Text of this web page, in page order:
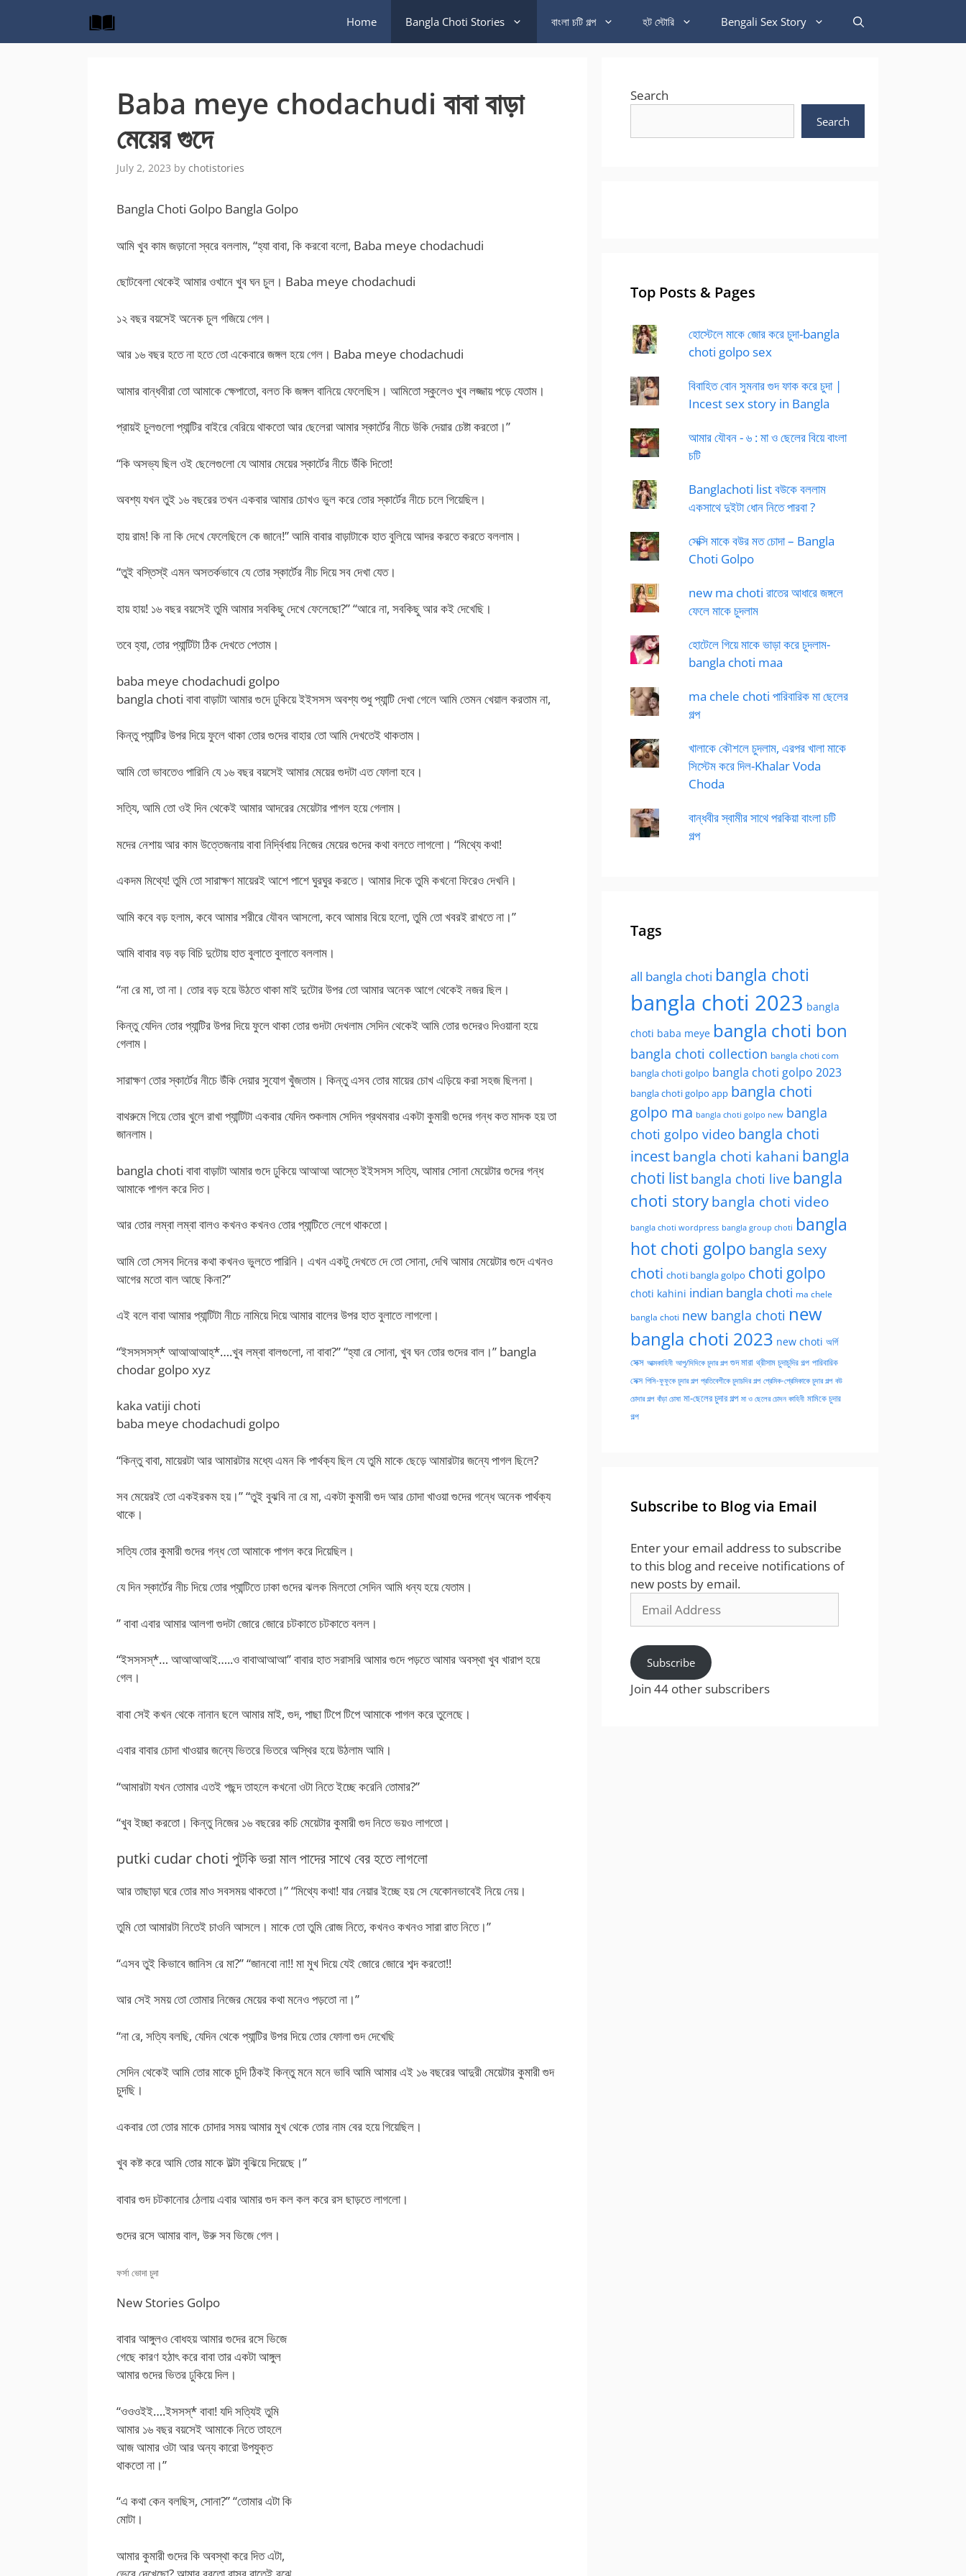
content
Home Bangla Choti Stories বাংলা চটি গল্প হট স্টোরি Bengali Sex Story
Baba meye chodachudi বাবা বাড়া
মেয়ের গুদে
July 2, 2023 by chotistories
Bangla Choti Golpo Bangla Golpo
আমি খুব কাম জড়ানো স্বরে বললাম, “হ্যা বাবা, কি করবো বলো, Baba meye chodachudi
ছোটবেলা থেকেই আমার ওখানে খুব ঘন চুল। Baba meye chodachudi
১২ বছর বয়সেই অনেক চুল গজিয়ে গেল।
আর ১৬ বছর হতে না হতে তো একেবারে জঙ্গল হয়ে গেল। Baba meye chodachudi
আমার বান্ধবীরা তো আমাকে ক্ষেপাতো, বলত কি জঙ্গল বানিয়ে ফেলেছিস। আমিতো স্কুলেও খুব লজ্জায় পড়ে যেতাম।
প্রায়ই চুলগুলো প্যান্টির বাইরে বেরিয়ে থাকতো আর ছেলেরা আমার স্কার্টের নীচে উকি দেয়ার চেষ্টা করতো।”
“কি অসভ্য ছিল ওই ছেলেগুলো যে আমার মেয়ের স্কার্টের নীচে উঁকি দিতো!
অবশ্য যখন তুই ১৬ বছরের তখন একবার আমার চোখও ভুল করে তোর স্কার্টের নীচে চলে গিয়েছিল।
হায় রাম! কি না কি দেখে ফেলেছিলে কে জানে!” আমি বাবার বাড়াটাকে হাত বুলিয়ে আদর করতে করতে বললাম।
“তুই বস্তিস্ই এমন অসতর্কভাবে যে তোর স্কার্টের নীচ দিয়ে সব দেখা যেত।
হায় হায়! ১৬ বছর বয়সেই তুমি আমার সবকিছু দেখে ফেলেছো?” “আরে না, সবকিছু আর কই দেখেছি।
তবে হ্যা, তোর প্যান্টিটা ঠিক দেখতে পেতাম।
baba meye chodachudi golpo
bangla choti বাবা বাড়াটা আমার গুদে ঢুকিয়ে ইইসসস অবশ্য শুধু প্যান্টি দেখা গেলে আমি তেমন খেয়াল করতাম না,
কিন্তু প্যান্টির উপর দিয়ে ফুলে থাকা তোর গুদের বাহার তো আমি দেখতেই থাকতাম।
আমি তো ভাবতেও পারিনি যে ১৬ বছর বয়সেই আমার মেয়ের গুদটা এত ফোলা হবে।
সত্যি, আমি তো ওই দিন থেকেই আমার আদরের মেয়েটার পাগল হয়ে গেলাম।
মদের নেশায় আর কাম উত্তেজনায় বাবা নির্দ্বিধায় নিজের মেয়ের গুদের কথা বলতে লাগলো। “মিথ্যে কথা!
একদম মিথ্যে! তুমি তো সারাক্ষণ মায়েরই আশে পাশে ঘুরঘুর করতে। আমার দিকে তুমি কখনো ফিরেও দেখনি।
আমি কবে বড় হলাম, কবে আমার শরীরে যৌবন আসলো, কবে আমার বিয়ে হলো, তুমি তো খবরই রাখতে না।”
আমি বাবার বড় বড় বিচি দুটোয় হাত বুলাতে বুলাতে বললাম।
“না রে মা, তা না। তোর বড় হয়ে উঠতে থাকা মাই দুটোর উপর তো আমার অনেক আগে থেকেই নজর ছিল।
কিন্তু যেদিন তোর প্যান্টির উপর দিয়ে ফুলে থাকা তোর গুদটা দেখলাম সেদিন থেকেই আমি তোর গুদেরও দিওয়ানা হয়ে
গেলাম।
সারাক্ষণ তোর স্কার্টের নীচে উঁকি দেয়ার সুযোগ খুঁজতাম। কিন্তু এসব তোর মায়ের চোখ এড়িয়ে করা সহজ ছিলনা।
বাথরুমে গিয়ে তোর খুলে রাখা প্যান্টিটা একবার যেদিন শুকলাম সেদিন প্রথমবার একটা কুমারী গুদের গন্ধ কত মাদক হয় তা
জানলাম।
bangla choti বাবা বাড়াটা আমার গুদে ঢুকিয়ে আআআ আস্তে ইইসসস সত্যি, আমার সোনা মেয়েটার গুদের গন্ধ
আমাকে পাগল করে দিত।
আর তোর লম্বা লম্বা বালও কখনও কখনও তোর প্যান্টিতে লেগে থাকতো।
আমি তো সেসব দিনের কথা কখনও ভুলতে পারিনি। এখন একটু দেখতে দে তো সোনা, দেখি আমার মেয়েটার গুদে এখনও
আগের মতো বাল আছে কিনা?”
এই বলে বাবা আমার প্যান্টিটা নীচে নামিয়ে দিয়ে আমার বালের উপর হাত বুলাতে লাগলো।
“ইসসসসস্* আআআআহ্*….খুব লম্বা বালগুলো, না বাবা?” “হ্যা রে সোনা, খুব ঘন তোর গুদের বাল।” bangla
chodar golpo xyz
kaka vatiji choti
baba meye chodachudi golpo
“কিন্তু বাবা, মায়েরটা আর আমারটার মধ্যে এমন কি পার্থক্য ছিল যে তুমি মাকে ছেড়ে আমারটার জন্যে পাগল ছিলে?
সব মেয়েরই তো একইরকম হয়।” “তুই বুঝবি না রে মা, একটা কুমারী গুদ আর চোদা খাওয়া গুদের গন্ধে অনেক পার্থক্য
থাকে।
সত্যি তোর কুমারী গুদের গন্ধ তো আমাকে পাগল করে দিয়েছিল।
যে দিন স্কার্টের নীচ দিয়ে তোর প্যান্টিতে ঢাকা গুদের ঝলক মিলতো সেদিন আমি ধন্য হয়ে যেতাম।
” বাবা এবার আমার আলগা গুদটা জোরে জোরে চটকাতে চটকাতে বলল।
“ইসসসস্*… আআআআই…..ও বাবাআআআ” বাবার হাত সরাসরি আমার গুদে পড়তে আমার অবস্থা খুব খারাপ হয়ে
গেল।
বাবা সেই কখন থেকে নানান ছলে আমার মাই, গুদ, পাছা টিপে টিপে আমাকে পাগল করে তুলেছে।
এবার বাবার চোদা খাওয়ার জন্যে ভিতরে ভিতরে অস্থির হয়ে উঠলাম আমি।
“আমারটা যখন তোমার এতই পছন্দ তাহলে কখনো ওটা নিতে ইচ্ছে করেনি তোমার?”
“খুব ইচ্ছা করতো। কিন্তু নিজের ১৬ বছরের কচি মেয়েটার কুমারী গুদ নিতে ভয়ও লাগতো।
putki cudar choti পুটকি ভরা মাল পাদের সাথে বের হতে লাগলো
আর তাছাড়া ঘরে তোর মাও সবসময় থাকতো।” “মিথ্যে কথা! যার নেয়ার ইচ্ছে হয় সে যেকোনভাবেই নিয়ে নেয়।
তুমি তো আমারটা নিতেই চাওনি আসলে। মাকে তো তুমি রোজ নিতে, কখনও কখনও সারা রাত নিতে।”
“এসব তুই কিভাবে জানিস রে মা?” “জানবো না!! মা মুখ দিয়ে যেই জোরে জোরে শব্দ করতো!!
আর সেই সময় তো তোমার নিজের মেয়ের কথা মনেও পড়তো না।”
“না রে, সত্যি বলছি, যেদিন থেকে প্যান্টির উপর দিয়ে তোর ফোলা গুদ দেখেছি
সেদিন থেকেই আমি তোর মাকে চুদি ঠিকই কিন্তু মনে মনে ভাবি আমি আমার এই ১৬ বছরের আদুরী মেয়েটার কুমারী গুদ
চুদছি।
একবার তো তোর মাকে চোদার সময় আমার মুখ থেকে তোর নাম বের হয়ে গিয়েছিল।
খুব কষ্ট করে আমি তোর মাকে উল্টা বুঝিয়ে দিয়েছে।”
বাবার গুদ চটকানোর ঠেলায় এবার আমার গুদ কল কল করে রস ছাড়তে লাগলো।
গুদের রসে আমার বাল, উরু সব ভিজে গেল।
ফর্সা ভোদা চুদা
New Stories Golpo
বাবার আঙ্গুলও বোধহয় আমার গুদের রসে ভিজে
গেছে কারণ হঠাৎ করে বাবা তার একটা আঙ্গুল
আমার গুদের ভিতর ঢুকিয়ে দিল।
“ওওওইই….ইসসস্* বাবা! যদি সত্যিই তুমি
আমার ১৬ বছর বয়সেই আমাকে নিতে তাহলে
আজ আমার ওটা আর অন্য কারো উপযুক্ত
থাকতো না।”
“এ কথা কেন বলছিস, সোনা?” “তোমার এটা কি
মোটা।
আমার কুমারী গুদের কি অবস্থা করে দিত এটা,
Search
Search
Top Posts & Pages
হোস্টেলে মাকে জোর করে চুদা-bangla
choti golpo sex
বিবাহিত বোন সুমনার গুদ ফাক করে চুদা |
Incest sex story in Bangla
আমার যৌবন - ৬ : মা ও ছেলের বিয়ে বাংলা
চটি
Banglachoti list বউকে বললাম
একসাথে দুইটা ধোন নিতে পারবা ?
সেক্সি মাকে বউর মত চোদা – Bangla
Choti Golpo
new ma choti রাতের আধারে জঙ্গলে
ফেলে মাকে চুদলাম
হোটেলে গিয়ে মাকে ভাড়া করে চুদলাম-
bangla choti maa
ma chele choti পারিবারিক মা ছেলের
গল্প
খালাকে কৌশলে চুদলাম, এরপর খালা মাকে
সিস্টেম করে দিল-Khalar Voda
Choda
বান্ধবীর স্বামীর সাথে পরকিয়া বাংলা চটি
গল্প
Tags
all bangla choti bangla choti
bangla choti 2023 bangla
choti baba meye bangla choti bon
bangla choti collection bangla choti com
bangla choti golpo bangla choti golpo 2023
bangla choti golpo app bangla choti
golpo ma bangla choti golpo new bangla
choti golpo video bangla choti
incestbangla choti kahani bangla
choti list bangla choti live bangla
choti storybangla choti video
bangla choti wordpress bangla group choti bangla
hot choti golpo bangla sexy
choti choti bangla golpo choti golpo
choti kahini indian bangla choti ma chele
bangla choti new bangla choti new
bangla choti 2023 new choti অর্গি
সেক্স আত্মকাহিনী আপু/দিদিকে চুদার গল্প গুদ মারা থ্রীসাম চুদাচুদির গল্প পারিবারিক
সেক্স পিসি-ফুফুকে চুদার গল্প প্রতিবেশীকে চুদাচদির গল্প প্রেমিক-প্রেমিকাকে চুদার গল্প বউ
চোদার গল্প বাঁড়া চোষা মা-ছেলের চুদার গল্প মা ও ছেলের চোদন কাহিনী মামিকে চুদার
গল্প
Subscribe to Blog via Email
Enter your email address to subscribe
to this blog and receive notifications of
new posts by email.
Address
Subscribe
Join 44 other subscribers